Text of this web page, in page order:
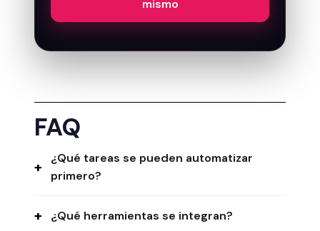
mismo
FAQ
¿Qué tareas se pueden automatizar
primero?
¿Qué herramientas se integran?